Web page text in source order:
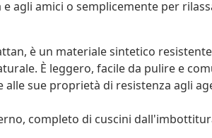
agli amici o semplicemente per
è un materiale sintetico
È leggero, facile da pulire e
sue proprietà di resistenza agli
completo di cuscini